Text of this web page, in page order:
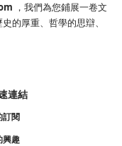
，我們為您鋪展一卷文
的厚重、哲學的思辯、
連結
訂閱
興趣